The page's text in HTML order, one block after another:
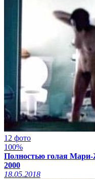
12 фото
100%
Полностью голая Мари-
2000
18.05.2018